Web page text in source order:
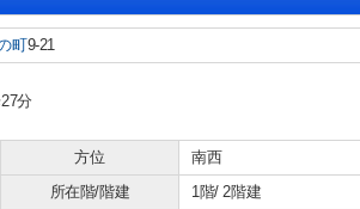
町9-21
分
方位
南西
所在階/階建 1階/ 2階建